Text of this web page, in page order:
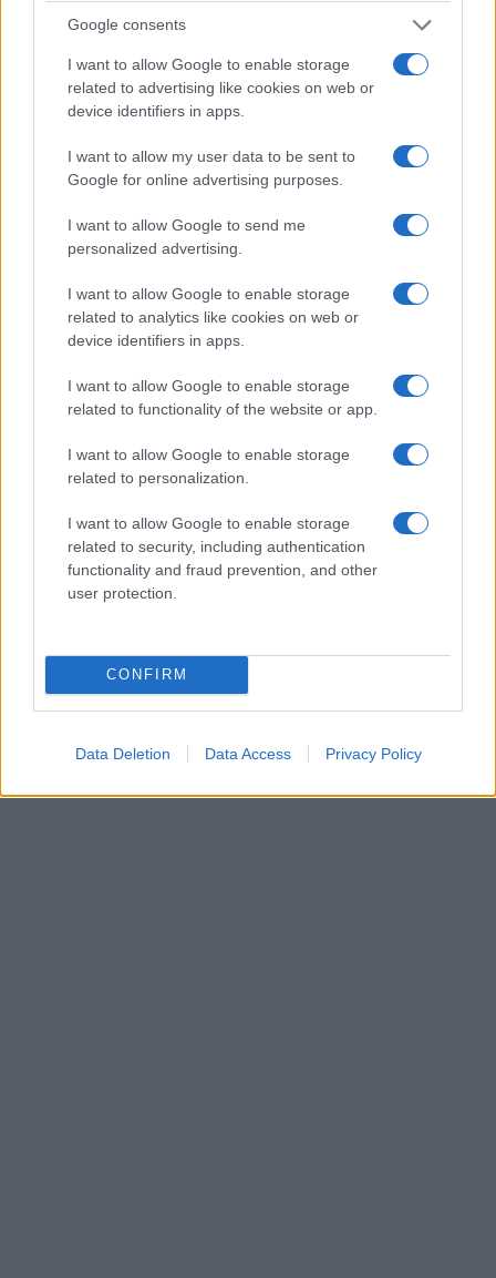
Google consents
I want to allow Google to enable storage
related to advertising like cookies on web or
device identifiers in apps.
I want to allow my user data to be sent to
Google for online advertising purposes.
I want to allow Google to send me
personalized advertising.
I want to allow Google to enable storage
related to analytics like cookies on web or
device identifiers in apps.
I want to allow Google to enable storage
related to functionality of the website or app.
I want to allow Google to enable storage
related to personalization.
I want to allow Google to enable storage
related to security, including authentication
functionality and fraud prevention, and other
user protection.
CONFIRM
Data Deletion Data Access Privacy Policy